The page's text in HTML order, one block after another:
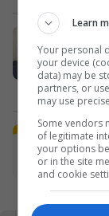
Learn
Your personal
your device
data) may be
partners, or
may use
Some vendors
of legitimate
your options
or in the site
and cookie